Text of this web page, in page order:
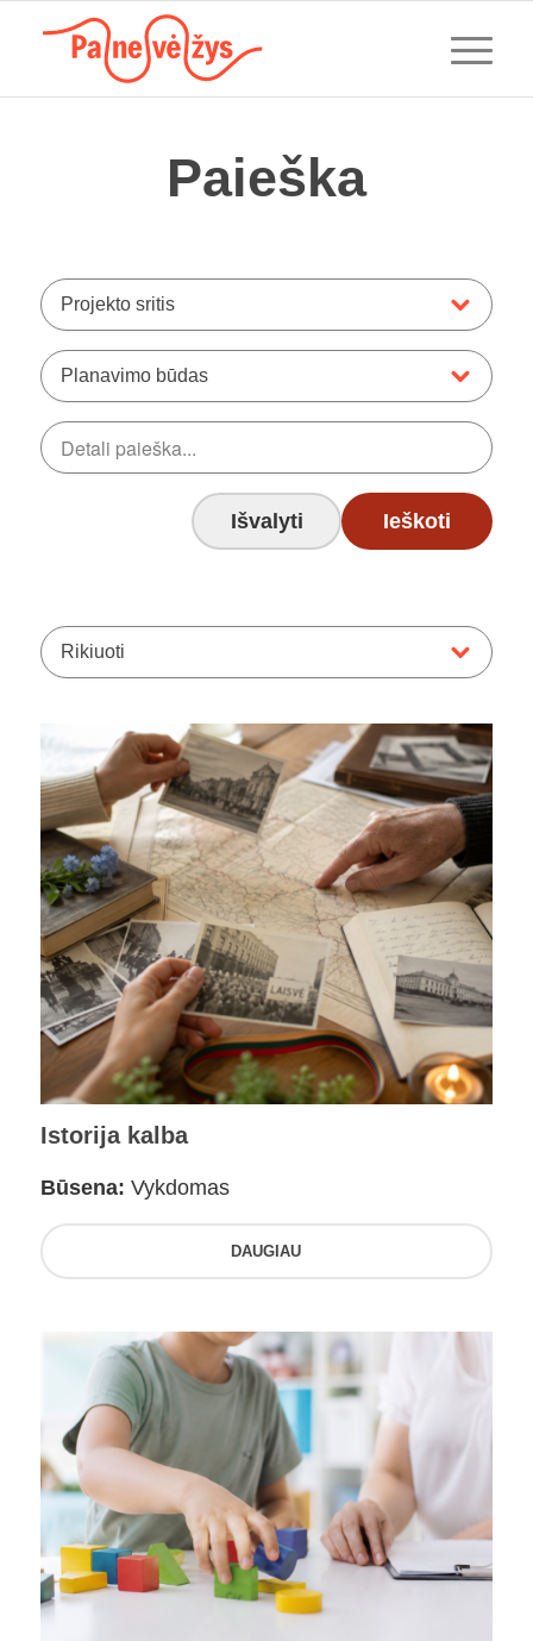
Paieška
Projekto sritis
Planavimo būdas
Išvalyti Ieškoti
Rikiuoti
Istorija kalba
Būsena: Vykdomas
DAUGIAU